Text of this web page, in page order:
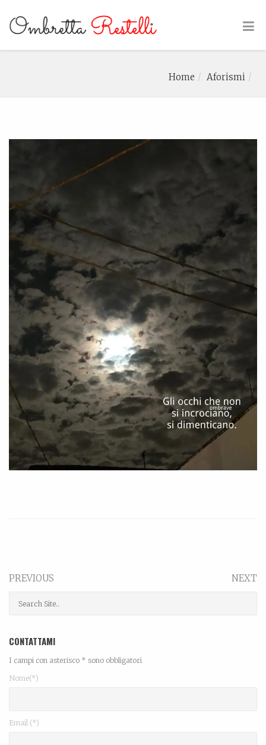
Home Aforismi
PREVIOUS NEXT
CONTATTAMI
I campi con asterisco * sono obbligatori
Nome(*)
Email (*)